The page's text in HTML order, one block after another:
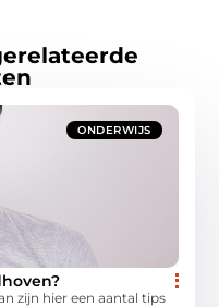
ONDERWIJS
zijn hier een aantal tips